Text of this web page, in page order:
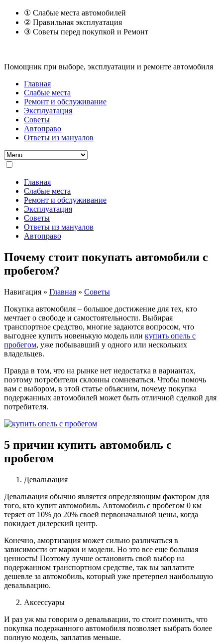
① Слабые места автомобилей
② Правильная эксплуатация
③ Советы перед покупкой и Ремонт
Помощник при выборе, эксплуатации и ремонте автомобиля
Главная
Слабые места
Ремонт и обслуживание
Эксплуатация
Советы
Автоправо
Ответы из мануалов
Главная
Слабые места
Ремонт и обслуживание
Эксплуатация
Советы
Ответы из мануалов
Автоправо
Почему стоит покупать автомобили с
пробегом?
Навигация » Главная » Советы
Покупка автомобиля – большое достижение для тех, кто
мечтает о свободе и самостоятельности. Выбирая
транспортное средство, многие задаются вопросом, что
выгоднее купить новенькую модель или купить опель с
пробегом, уже побывавший у одного или нескольких
владельцев.
Правда в том, что на рынке нет недостатка в вариантах,
поэтому потребители склонны сомневаться. Чтобы помочь
вам с выбором, в этой статье объясним, почему покупка
подержанных автомобилей может быть отличной сделкой для
потребителя.
5 причин купить автомобиль с
пробегом
Девальвация
Девальвация обычно является определяющим фактором для
того, кто купит автомобиль. Автомобиль с пробегом 0 км
теряет от 10% до 20% своей первоначальной цены, когда
покидает дилерский центр.
Конечно, амортизация может сильно различаться в
зависимости от марки и модели. Но это все еще большая
ценность! Поэтому лучше остановить свой выбор на
подержанном транспортном средстве, так вы заплатите
дешевле за автомобиль, который уже претерпел наибольшую
девальвацию.
Аксессуары
И раз уж мы говорим о девальвации, то стоит помнить, что
покупка подержанного автомобиля позволяет выбрать более
полную модель, заплатив меньше.